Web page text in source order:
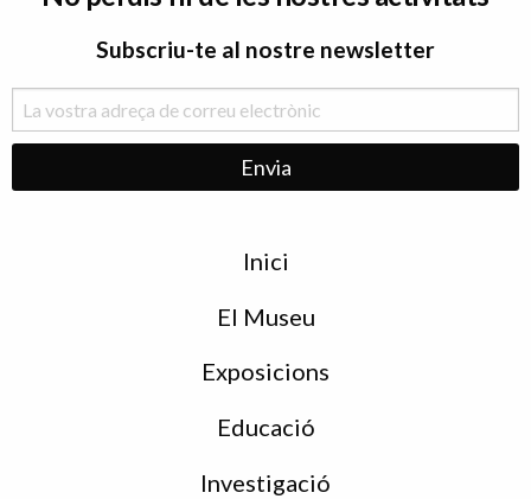
Subscriu-te al nostre newsletter
Inici
El Museu
Exposicions
Educació
Investigació